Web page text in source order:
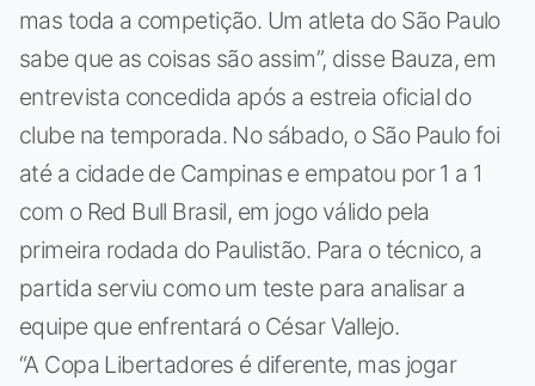
mas toda a competição. Um atleta do São Paulo
sabe que as coisas são assim”, disse Bauza, em
entrevista concedida após a estreia oficial do
clube na temporada. No sábado, o São Paulo foi
até a cidade de Campinas e empatou por 1 a 1
com o Red Bull Brasil, em jogo válido pela
primeira rodada do Paulistão. Para o técnico, a
partida serviu como um teste para analisar a
equipe que enfrentará o César Vallejo.
“A Copa Libertadores é diferente, mas jogar